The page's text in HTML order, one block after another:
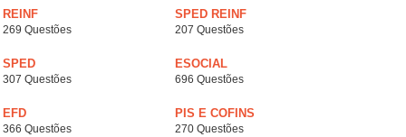
REINF
269 Questões
SPED REINF
207 Questões
SPED
307 Questões
ESOCIAL
696 Questões
EFD
366 Questões
PIS E COFINS
270 Questões